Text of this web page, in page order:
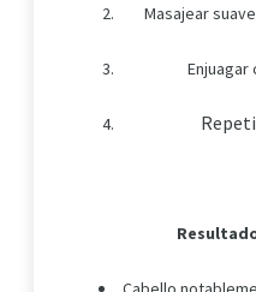
Masajear
Enjuagar